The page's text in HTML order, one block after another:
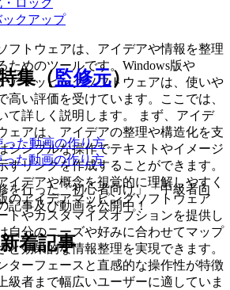
ロック
クアップ
フトウェアは、アイデアや情報を整理
ためのツールです。Windows版や
アマッピングソフトウェアは、使いや
高い評価を受けています。ここでは、
て詳しく説明します。 まず、アイデ
ェアは、アイデアの整理や構造化を支
シンプルな操作でテキストやイメージ
すリンクを作成することができます。
イデアや概念を視覚的に理解しやすく
のアイデアマッピングソフトウェア
トやカスタマイズオプションを提供し
自分のニーズや好みに合わせてマップ
と効果的な情報整理を実現できます。
ターフェースと直感的な操作性が特徴
級者まで幅広いユーザーに適していま
集（監修元）
った動画の作り方
った動画の作り方
を行った「初心者向け」「中級者向
記事及び動画を公開中！
着記事